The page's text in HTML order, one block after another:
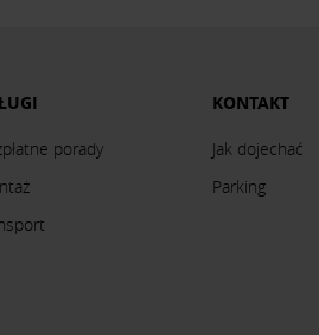
porady
KONTAKT
Jak dojechać
Parking